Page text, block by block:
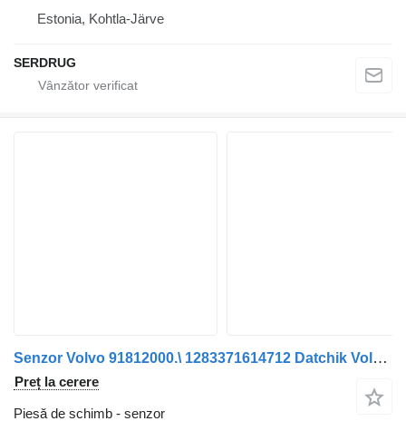
Estonia, Kohtla-Järve
SERDRUG
Senzor Volvo 91812000.\ 1283371614712 Datchik Volvo pentru autobuz Mercedes-Benz O405
Preț la cerere
Piesă de schimb - senzor